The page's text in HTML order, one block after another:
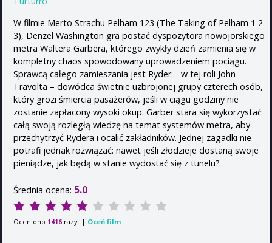
W filmie Merto Strachu Pelham 123 (The Taking of Pelham 1 2
3), Denzel Washington gra postać dyspozytora nowojorskiego
metra Waltera Garbera, którego zwykły dzień zamienia się w
kompletny chaos spowodowany uprowadzeniem pociągu.
Sprawcą całego zamieszania jest Ryder – w tej roli John
Travolta – dowódca świetnie uzbrojonej grupy czterech osób,
który grozi śmiercią pasażerów, jeśli w ciągu godziny nie
zostanie zapłacony wysoki okup. Garber stara się wykorzystać
całą swoją rozległą wiedzę na temat systemów metra, aby
przechytrzyć Rydera i ocalić zakładników. Jednej zagadki nie
potrafi jednak rozwiązać: nawet jeśli złodzieje dostaną swoje
pieniądze, jak będą w stanie wydostać się z tunelu?
Średnia ocena: 5.0
Oceniono 1416 razy. | Oceń film